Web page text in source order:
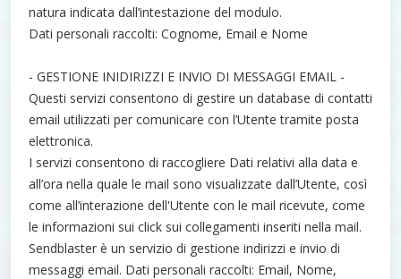
natura indicata dall’intestazione del modulo.
Dati personali raccolti: Cognome, Email e Nome
- GESTIONE INIDIRIZZI E INVIO DI MESSAGGI EMAIL -
Questi servizi consentono di gestire un database di contatti
email utilizzati per comunicare con l’Utente tramite posta
elettronica.
I servizi consentono di raccogliere Dati relativi alla data e
all’ora nella quale le mail sono visualizzate dall’Utente, così
come all’interazione dell'Utente con le mail ricevute, come
le informazioni sui click sui collegamenti inseriti nella mail.
Sendblaster è un servizio di gestione indirizzi e invio di
messaggi email. Dati personali raccolti: Email, Nome,